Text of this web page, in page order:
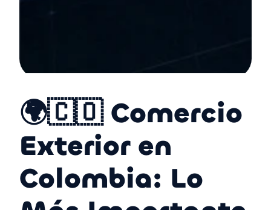
🌍🇨🇴 Comercio
Exterior en
Colombia: Lo